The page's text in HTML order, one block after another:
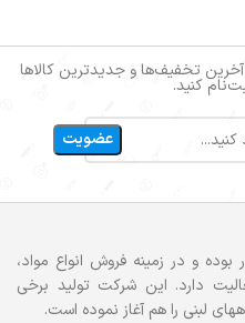
آخرین تخفیف‌ها و جدیدترین کالاها
کنید.
و در زمینه فروش انواع مواد،
دارد. این شرکت تولید برخی
لبنی را هم آغاز نموده است.